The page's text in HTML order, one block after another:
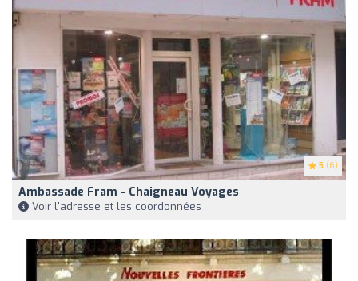
5 (6)
Ambassade Fram - Chaigneau Voyages
Voir l'adresse et les coordonnées